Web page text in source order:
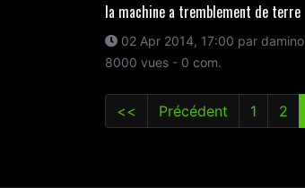
la machine a tremblement de terre
02 Apr 2014, 17:00 par damino
8000 vues - 0 com.
<< Précédent 1 2